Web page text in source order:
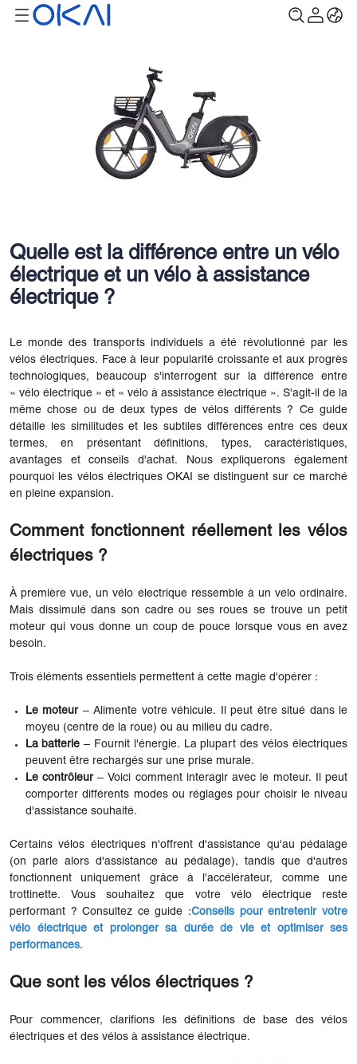
Quelle est la différence entre un vélo
électrique et un vélo à assistance
électrique ?
Le monde des transports individuels a été révolutionné par les
vélos électriques. Face à leur popularité croissante et aux progrès
technologiques, beaucoup s'interrogent sur la différence entre
« vélo électrique » et « vélo à assistance électrique ». S'agit-il de la
même chose ou de deux types de vélos différents ? Ce guide
détaille les similitudes et les subtiles différences entre ces deux
termes, en présentant définitions, types, caractéristiques,
avantages et conseils d'achat. Nous expliquerons également
pourquoi les vélos électriques OKAI se distinguent sur ce marché
en pleine expansion.
Comment fonctionnent réellement les vélos
électriques ?
À première vue, un vélo électrique ressemble à un vélo ordinaire.
Mais dissimulé dans son cadre ou ses roues se trouve un petit
moteur qui vous donne un coup de pouce lorsque vous en avez
besoin.
Trois éléments essentiels permettent à cette magie d'opérer :
Le moteur– Alimente votre véhicule. Il peut être situé dans le
moyeu (centre de la roue) ou au milieu du cadre.
La batterie – Fournit l'énergie. La plupart des vélos électriques
peuvent être rechargés sur une prise murale.
Le contrôleur– Voici comment interagir avec le moteur. Il peut
comporter différents modes ou réglages pour choisir le niveau
d'assistance souhaité.
Certains vélos électriques n'offrent d'assistance qu'au pédalage
(on parle alors d'assistance au pédalage), tandis que d'autres
fonctionnent uniquement grâce à l'accélérateur, comme une
trottinette. Vous souhaitez que votre vélo électrique reste
performant ? Consultez ce guide :Conseils pour entretenir votre
vélo électrique et prolonger sa durée de vie et optimiser ses
performances.
Que sont les vélos électriques ?
Pour commencer, clarifions les définitions de base des vélos
électriques et des vélos à assistance électrique.